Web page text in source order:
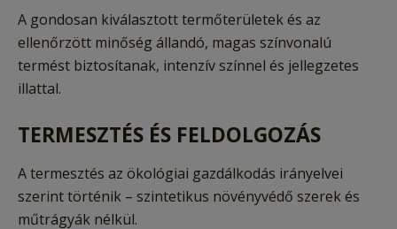
A gondosan kiválasztott termőterületek és az
ellenőrzött minőség állandó, magas színvonalú
termést biztosítanak, intenzív színnel és jellegzetes
illattal.
TERMESZTÉS ÉS FELDOLGOZÁS
A termesztés az ökológiai gazdálkodás irányelvei
szerint történik – szintetikus növényvédő szerek és
műtrágyák nélkül.